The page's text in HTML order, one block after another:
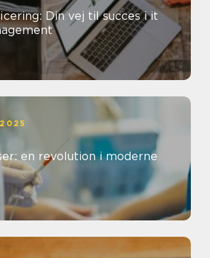
Din vej til succes i it
en revolution i moderne